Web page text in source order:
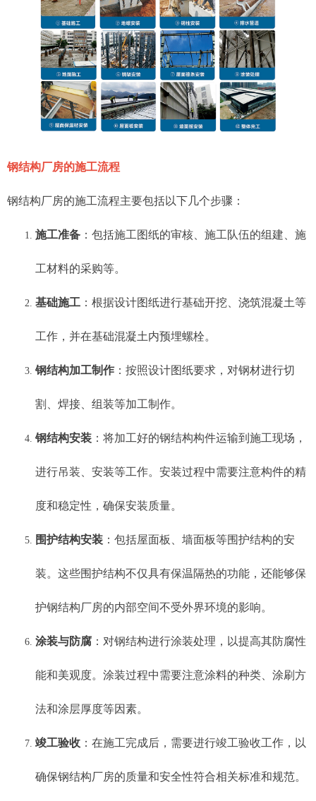
钢结构厂房的施工流程
钢结构厂房的施工流程主要包括以下几个步骤：
施工准备 ：包括施工图纸的审核、施工队伍的组建、施
工材料的采购等。
基础施工 ：根据设计图纸进行基础开挖、浇筑混凝土等
工作，并在基础混凝土内预埋螺栓。
钢结构加工制作 ：按照设计图纸要求，对钢材进行切
割、焊接、组装等加工制作。
钢结构安装 ：将加工好的钢结构构件运输到施工现场，
进行吊装、安装等工作。安装过程中需要注意构件的精
度和稳定性，确保安装质量。
围护结构安装 ：包括屋面板、墙面板等围护结构的安
装。这些围护结构不仅具有保温隔热的功能，还能够保
护钢结构厂房的内部空间不受外界环境的影响。
涂装与防腐 ：对钢结构进行涂装处理，以提高其防腐性
能和美观度。涂装过程中需要注意涂料的种类、涂刷方
法和涂层厚度等因素。
竣工验收 ：在施工完成后，需要进行竣工验收工作，以
确保钢结构厂房的质量和安全性符合相关标准和规范。